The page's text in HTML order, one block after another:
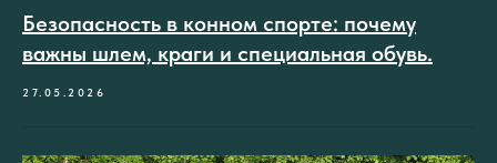
Безопасность в конном спорте: почему
важны шлем, краги и специальная обувь.
27.05.2026